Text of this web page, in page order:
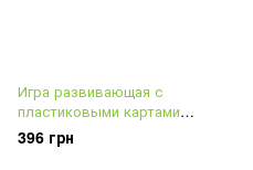
Игра развивающая с
пластиковыми картами
Учимся считать
396 грн